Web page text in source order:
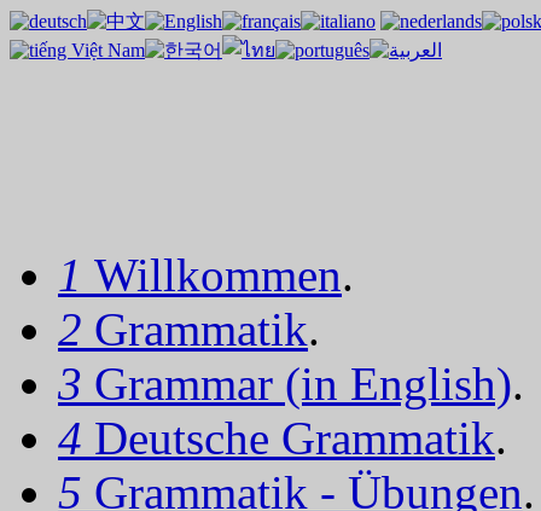
1 Willkommen.
2 Grammatik.
3 Grammar (in English).
4 Deutsche Grammatik.
5 Grammatik - Übungen.